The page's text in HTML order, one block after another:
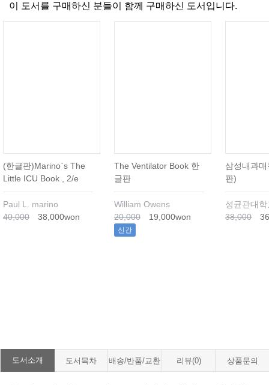
이 도서를 구매하신 분들이 함께 구매하신 도서입니다.
(한글판)Marino`s The
Little ICU Book , 2/e
Paul L. marino
40,000
38,000won
The Ventilator Book 한
글판
William Owens
20,000
19,000won
신간
삼성내과
판)
38,000
도서소개 도서목차 배송/반품/교환 리뷰(0) 상품문의